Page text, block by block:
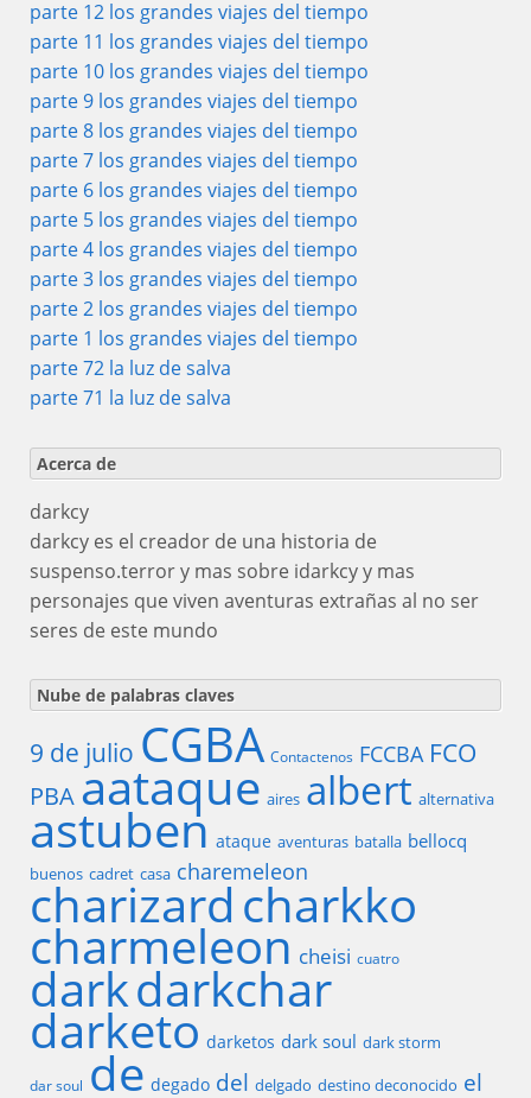
parte 12 los grandes viajes del tiempo
parte 11 los grandes viajes del tiempo
parte 10 los grandes viajes del tiempo
parte 9 los grandes viajes del tiempo
parte 8 los grandes viajes del tiempo
parte 7 los grandes viajes del tiempo
parte 6 los grandes viajes del tiempo
parte 5 los grandes viajes del tiempo
parte 4 los grandes viajes del tiempo
parte 3 los grandes viajes del tiempo
parte 2 los grandes viajes del tiempo
parte 1 los grandes viajes del tiempo
parte 72 la luz de salva
parte 71 la luz de salva
Acerca de
darkcy
darkcy es el creador de una historia de
suspenso.terror y mas sobre idarkcy y mas
personajes que viven aventuras extrañas al no ser
seres de este mundo
Nube de palabras claves
9 de julio CGBA Contactenos FCCBA FCO
PBA aataque aires albert alternativa
astuben ataque aventuras batalla bellocq
buenos cadret casa charemeleon
charizard charkko
charmeleon cheisi cuatro
darkdarkchar
darketo darketos dark soul dark storm
dar soul de degado del delgado destino deconocido el